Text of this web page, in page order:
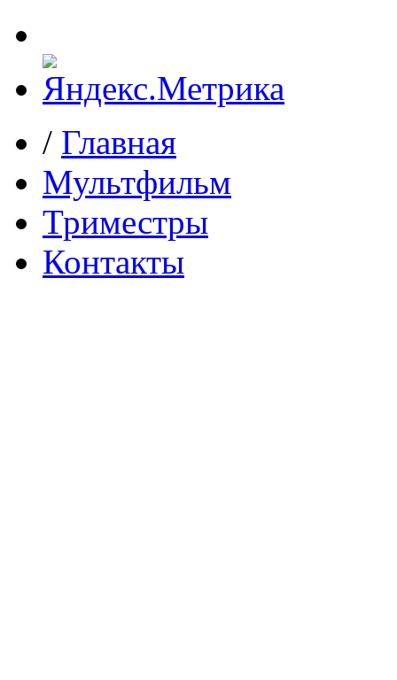
/ Главная
Мультфильм
Триместры
Контакты